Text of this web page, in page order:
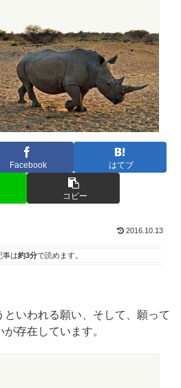
Facebook はてブ
コピー
2016.10.13
事は約3分で読めます。
いわれる願い、そして、願って
存在しています。